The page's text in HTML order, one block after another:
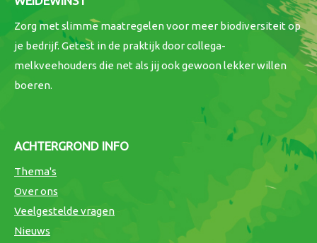
Zorg met slimme maatregelen voor meer biodiversiteit op
je bedrijf. Getest in de praktijk door collega-
melkveehouders die net als jij ook gewoon lekker willen
boeren.
ACHTERGROND INFO
Thema's
Over ons
Veelgestelde vragen
Nieuws